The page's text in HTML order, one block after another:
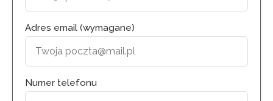
Adres email (wymagane)
Numer telefonu